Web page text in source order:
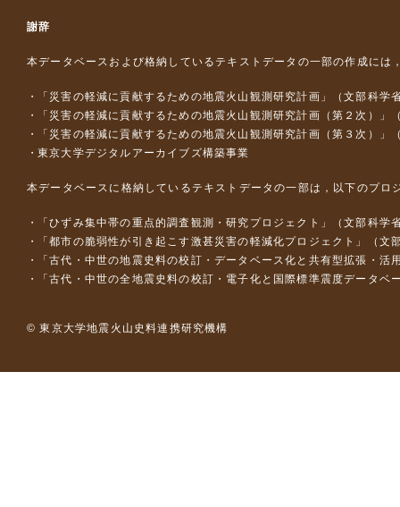
謝辞
本データベースおよび格納しているテキストデータの一部の作成には
「災害の軽減に貢献するための地震火山観測研究計画」（文部科学
「災害の軽減に貢献するための地震火山観測研究計画（第２次）」
「災害の軽減に貢献するための地震火山観測研究計画（第３次）」
東京大学デジタルアーカイブズ構築事業
本データベースに格納しているテキストデータの一部は，以下のプロ
「ひずみ集中帯の重点的調査観測・研究プロジェクト」（文部科
「都市の脆弱性が引き起こす激甚災害の軽減化プロジェクト」（
「古代・中世の地震史料の校訂・データベース化と共有型拡張・
「古代・中世の全地震史料の校訂・電子化と国際標準震度データ
© 東京大学地震火山史料連携研究機構